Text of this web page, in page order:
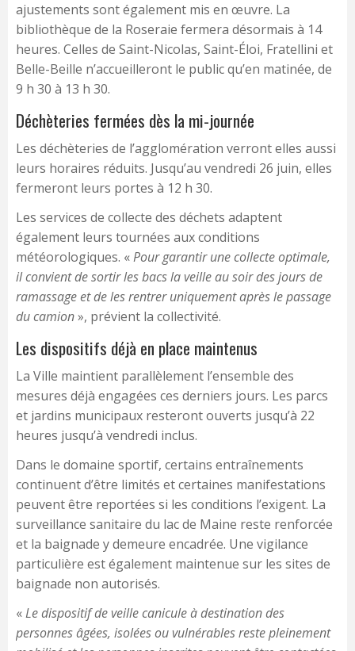
ajustements sont également mis en œuvre. La
bibliothèque de la Roseraie fermera désormais à 14
heures. Celles de Saint-Nicolas, Saint-Éloi, Fratellini et
Belle-Beille n’accueilleront le public qu’en matinée, de
9 h 30 à 13 h 30.
Déchèteries fermées dès la mi-journée
Les déchèteries de l’agglomération verront elles aussi
leurs horaires réduits. Jusqu’au vendredi 26 juin, elles
fermeront leurs portes à 12 h 30.
Les services de collecte des déchets adaptent
également leurs tournées aux conditions
météorologiques. «Pour garantir une collecte optimale,
il convient de sortir les bacs la veille au soir des jours de
ramassage et de les rentrer uniquement après le passage
du camion», prévient la collectivité.
Les dispositifs déjà en place maintenus
La Ville maintient parallèlement l’ensemble des
mesures déjà engagées ces derniers jours. Les parcs
et jardins municipaux resteront ouverts jusqu’à 22
heures jusqu’à vendredi inclus.
Dans le domaine sportif, certains entraînements
continuent d’être limités et certaines manifestations
peuvent être reportées si les conditions l’exigent. La
surveillance sanitaire du lac de Maine reste renforcée
et la baignade y demeure encadrée. Une vigilance
particulière est également maintenue sur les sites de
baignade non autorisés.
«Le dispositif de veille canicule à destination des
personnes âgées, isolées ou vulnérables reste pleinement